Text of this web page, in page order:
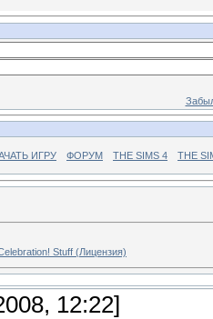
ИГРУ ФОРУМ THE SIMS 4 THE
Stuff (Лицензия)
12:22]